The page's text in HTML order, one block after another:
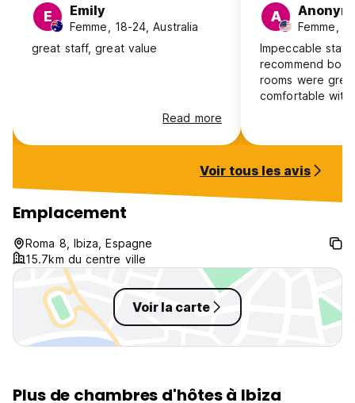
E Emily
Femme, 18-24, Australia
great staff, great value
Read more
A
Femme,
Impeccable stay,
recommend
rooms were
comfortable with
nice. Really
never get
helpful staff.
supermarket,
the bus station
town/airport for
Voir tous les avis
Emplacement
Roma 8, Ibiza, Espagne
15.7km du centre ville
Voir la carte
Plus de chambres d'hôtes à Ibiza